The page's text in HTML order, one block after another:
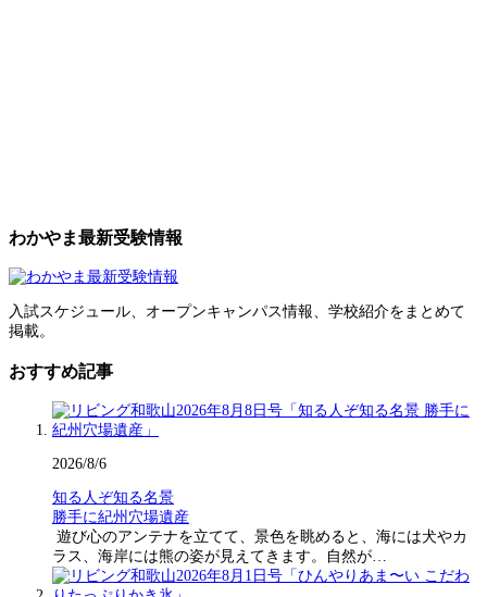
わかやま最新受験情報
入試スケジュール、オープンキャンパス情報、学校紹介をまとめて
掲載。
おすすめ記事
2026/8/6
知る人ぞ知る名景
勝手に紀州穴場遺産
遊び心のアンテナを立てて、景色を眺めると、海には犬やカ
ラス、海岸には熊の姿が見えてきます。自然が…